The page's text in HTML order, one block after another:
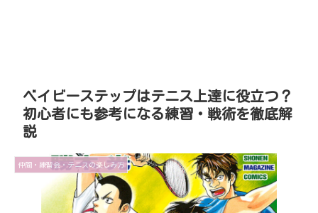
ベイビーステップはテニス上達に役立つ？
初心者にも参考になる練習・戦術を徹底解
説
仲間・練習会・テニスの楽しみ方